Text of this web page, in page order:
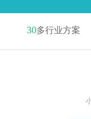
30多行业方案